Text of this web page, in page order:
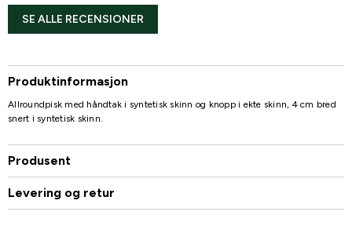
SE ALLE RECENSIONER
Produktinformasjon
Allroundpisk med håndtak i syntetisk skinn og knopp i ekte skinn, 4 cm bred
snert i syntetisk skinn.
Produsent
Levering og retur